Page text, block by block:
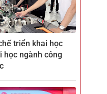
triển khai học
học ngành công